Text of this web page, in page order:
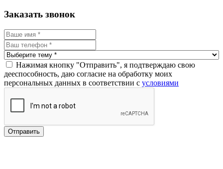
Заказать звонок
Нажимая кнопку "Отправить", я подтверждаю свою
дееспособность, даю согласие на обработку моих
персональных данных в соответствии с условиями